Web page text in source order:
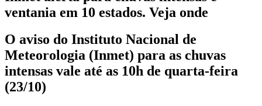
ventania em 10 estados. Veja onde
O aviso do Instituto Nacional de
Meteorologia (Inmet) para as chuvas
intensas vale até as 10h de quarta-feira
(23/10)